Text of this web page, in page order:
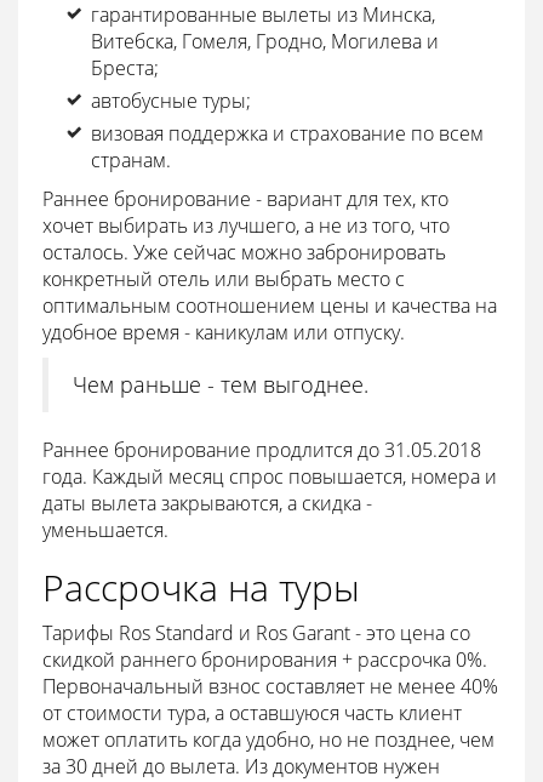
гарантированные вылеты из Минска,
Витебска, Гомеля, Гродно, Могилева и
Бреста;
автобусные туры;
визовая поддержка и страхование по всем
странам.
Раннее бронирование - вариант для тех, кто
хочет выбирать из лучшего, а не из того, что
осталось. Уже сейчас можно забронировать
конкретный отель или выбрать место с
оптимальным соотношением цены и качества на
удобное время - каникулам или отпуску.
Чем раньше - тем выгоднее.
Раннее бронирование продлится до 31.05.2018
года. Каждый месяц спрос повышается, номера и
даты вылета закрываются, а скидка -
уменьшается.
Рассрочка на туры
Тарифы Ros Standard и Ros Garant - это цена со
скидкой раннего бронирования + рассрочка 0%.
Первоначальный взнос составляет не менее 40%
от стоимости тура, а оставшуюся часть клиент
может оплатить когда удобно, но не позднее, чем
за 30 дней до вылета. Из документов нужен